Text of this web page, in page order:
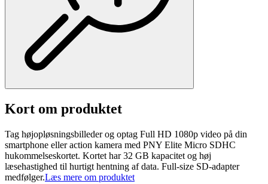
Kort om produktet
Tag højopløsningsbilleder og optag Full HD 1080p video på din
smartphone eller action kamera med PNY Elite Micro SDHC
hukommelseskortet. Kortet har 32 GB kapacitet og høj
læsehastighed til hurtigt hentning af data. Full-size SD-adapter
medfølger.Læs mere om produktet